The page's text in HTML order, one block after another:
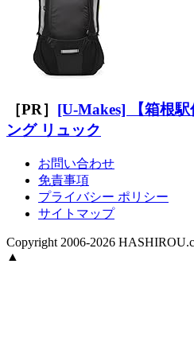
［PR］ [U-Makes] 【箱根
ング リュック
お問い合わせ
免責事項
プライバシー ポリシー
サイトマップ
Copyright 2006-2026
▲